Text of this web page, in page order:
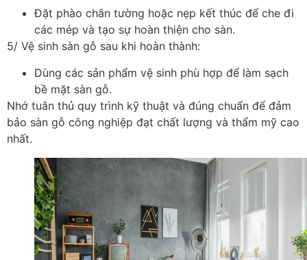
Đặt phào chân tường hoặc nẹp kết thúc để che đi
các mép và tạo sự hoàn thiện cho sàn.
5/ Vệ sinh sàn gỗ sau khi hoàn thành:
Dùng các sản phẩm vệ sinh phù hợp để làm sạch
bề mặt sàn gỗ.
Nhớ tuân thủ quy trình kỹ thuật và đúng chuẩn để đảm
bảo sàn gỗ công nghiệp đạt chất lượng và thẩm mỹ cao
nhất.